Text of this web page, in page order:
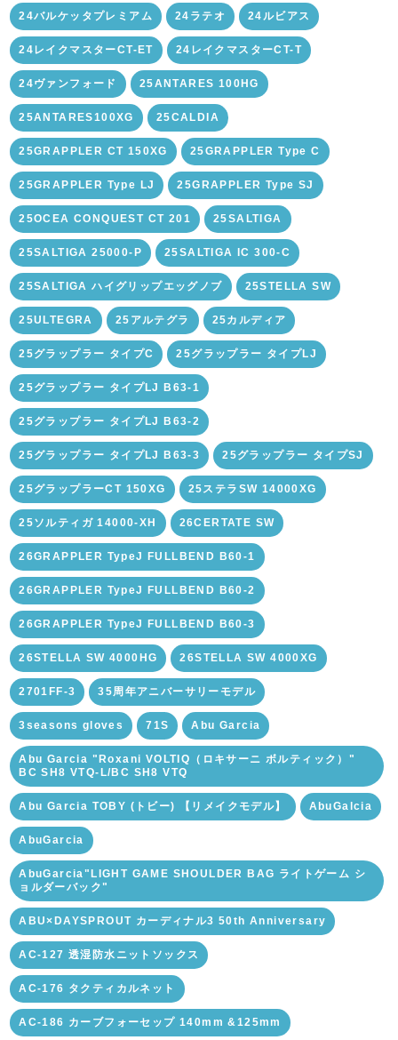
24バルケッタプレミアム 24ラテオ 24ルビアス
24レイクマスターCT-ET 24レイクマスターCT-T
24ヴァンフォード 25ANTARES 100HG
25ANTARES100XG 25CALDIA
25GRAPPLER CT 150XG 25GRAPPLER Type C
25GRAPPLER Type LJ 25GRAPPLER Type SJ
25OCEA CONQUEST CT 201 25SALTIGA
25SALTIGA 25000-P 25SALTIGA IC 300-C
25SALTIGA ハイグリップエッグノブ 25STELLA SW
25ULTEGRA 25アルテグラ 25カルディア
25グラップラー タイプC 25グラップラー タイプLJ
25グラップラー タイプLJ B63-1
25グラップラー タイプLJ B63-2
25グラップラー タイプLJ B63-3 25グラップラー タイプSJ
25グラップラーCT 150XG 25ステラSW 14000XG
25ソルティガ 14000-XH 26CERTATE SW
26GRAPPLER TypeJ FULLBEND B60-1
26GRAPPLER TypeJ FULLBEND B60-2
26GRAPPLER TypeJ FULLBEND B60-3
26STELLA SW 4000HG 26STELLA SW 4000XG
2701FF-3 35周年アニバーサリーモデル
3seasons gloves 71S Abu Garcia
Abu Garcia "Roxani VOLTIQ（ロキサーニ ボルティック）"
BC SH8 VTQ-L/BC SH8 VTQ
Abu Garcia TOBY (トビー) 【リメイクモデル】 AbuGalcia
AbuGarcia
AbuGarcia"LIGHT GAME SHOULDER BAG ライトゲーム シ
ョルダーバック"
ABU×DAYSPROUT カーディナル3 50th Anniversary
AC-127 透湿防水ニットソックス
AC-176 タクティカルネット
AC-186 カーブフォーセップ 140mm &125mm